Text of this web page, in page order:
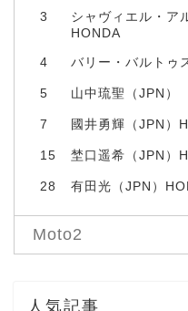
3
シャヴィエル・ア
HONDA
4 バリー・バルトゥ
5 山中琉聖（JPN
7 國井勇輝（JPN）
15 埜口遥希（JPN）
28 有田光（JPN）
Moto2
人気記事